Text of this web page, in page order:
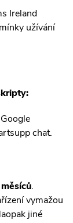
Ireland
užívání
chat.
.
vymažou
jiné